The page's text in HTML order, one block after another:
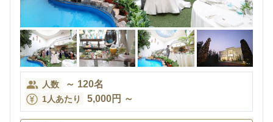
人数 ～ 120名
1人あたり 5,000円 ～